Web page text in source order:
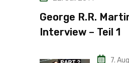
George R.R.
Interview – Teil 1
7.